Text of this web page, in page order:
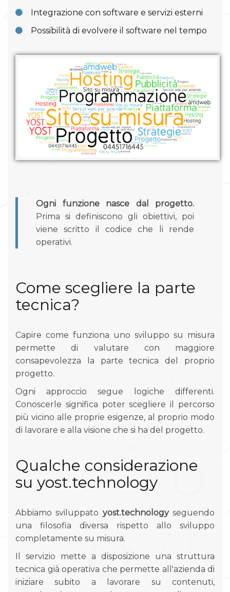
Integrazione con software e servizi esterni
Possibilità di evolvere il software nel tempo
Ogni funzione nasce dal progetto.
Prima si definiscono gli obiettivi, poi
viene scritto il codice che li rende
operativi.
Come scegliere la parte
tecnica?
Capire come funziona uno sviluppo su misura
permette di valutare con maggiore
consapevolezza la parte tecnica del proprio
progetto.
Ogni approccio segue logiche differenti.
Conoscerle significa poter scegliere il percorso
più vicino alle proprie esigenze, al proprio modo
di lavorare e alla visione che si ha del progetto.
Qualche considerazione
su yost.technology
Abbiamo sviluppato yost.technologyseguendo
una filosofia diversa rispetto allo sviluppo
completamente su misura.
Il servizio mette a disposizione una struttura
tecnica già operativa che permette all'azienda di
iniziare subito a lavorare su contenuti,